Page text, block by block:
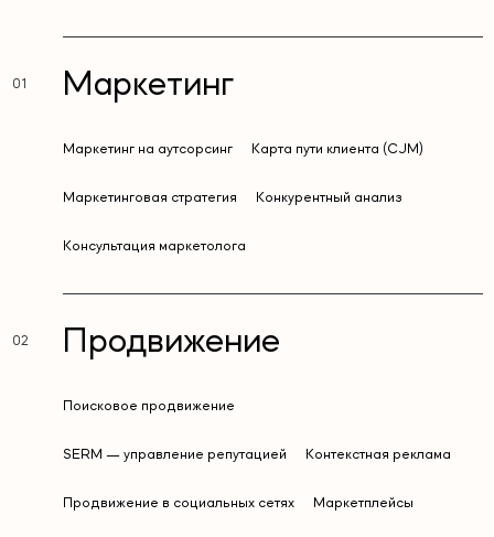
Маркетинг
Маркетинг на аутсорсинг Карта пути клиента (CJM)
Маркетинговая стратегия Конкурентный анализ
Kонсультация маркетолога
Продвижение
Поисковое продвижение
SERM — управление репутацией Контекстная реклама
Продвижение в социальных сетях Маркетплейсы